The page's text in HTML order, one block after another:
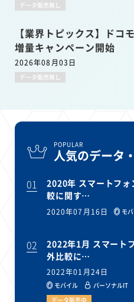
データ販売無し
【業界トピックス】ド
増量キャンペーン開始
2026年08月03日
データ販売無し
POPULAR
人気のデータ
01
2020年 スマートフォ
較に関す…
2020年07月16日 モ
02
2022年1月 スマート
外比較に…
2022年01月24日
モバイル パーソナルIT
データ販売中